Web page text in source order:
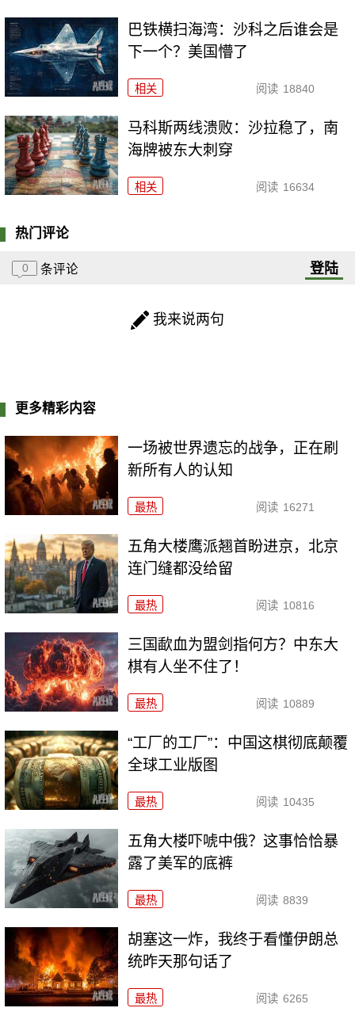
巴铁横扫海湾：沙科之后谁会是
下一个？美国懵了
相关 阅读 18840
马科斯两线溃败：沙拉稳了，南
海牌被东大刺穿
相关 阅读 16634
热门评论
0 条评论 登陆
我来说两句
更多精彩内容
一场被世界遗忘的战争，正在刷
新所有人的认知
最热 阅读 16271
五角大楼鹰派翘首盼进京，北京
连门缝都没给留
最热 阅读 10816
三国歃血为盟剑指何方？中东大
棋有人坐不住了！
最热 阅读 10889
“工厂的工厂”：中国这棋彻底颠覆
全球工业版图
最热 阅读 10435
五角大楼吓唬中俄？这事恰恰暴
露了美军的底裤
最热 阅读 8839
胡塞这一炸，我终于看懂伊朗总
统昨天那句话了
最热 阅读 6265